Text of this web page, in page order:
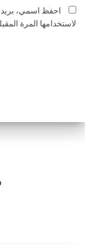
احفظ اسمي،
لاستخدامها المرة